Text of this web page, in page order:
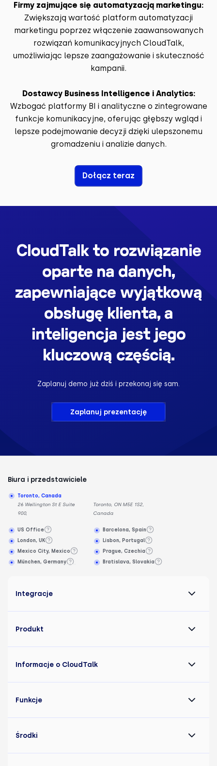
Firmy zajmujące się automatyzacją marketingu:
Zwiększają wartość platform automatyzacji
marketingu poprzez włączenie zaawansowanych
rozwiązań komunikacyjnych CloudTalk,
umożliwiając lepsze zaangażowanie i skuteczność
kampanii.
Dostawcy Business Intelligence i Analytics:
Wzbogać platformy BI i analityczne o zintegrowane
funkcje komunikacyjne, oferując głębszy wgląd i
lepsze podejmowanie decyzji dzięki ulepszonemu
gromadzeniu i analizie danych.
Dołącz teraz
CloudTalk to rozwiązanie
oparte na danych,
zapewniające wyjątkową
obsługę klienta, a
inteligencja jest jego
kluczową częścią.
Zaplanuj demo już dziś i przekonaj się sam.
Zaplanuj prezentację
Biura i przedstawiciele
Toronto, Canada
26 Wellington St E Suite
900,
Toronto, ON M5E 1S2,
Canada
US Office
London, UK
Mexico City, Mexico
München, Germany
Barcelona, Spain
Lisbon, Portugal
Prague, Czechia
Bratislava, Slovakia
Integracje
Produkt
Informacje o CloudTalk
Funkcje
Środki